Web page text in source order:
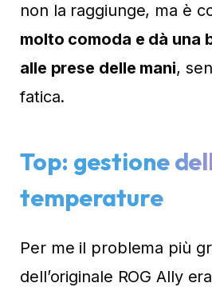
non la raggiunge, ma è
molto comoda e dà una
alle prese delle mani,
fatica.
Top: gestione
temperature
Per me il problema più
dell’originale ROG Ally